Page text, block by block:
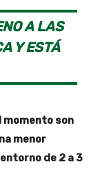
A LAS
Y ESTÁ
momento son
menor
de 2 a 3